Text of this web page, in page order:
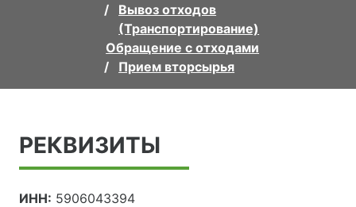
Вывоз отходов
(Транспортирование)
Обращение с отходами
Прием вторсырья
РЕКВИЗИТЫ
ИНН: 5906043394